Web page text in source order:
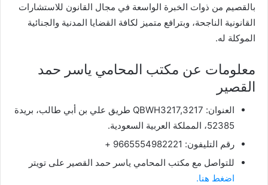
بالقصيم من ذوات الخبرة الواسعة في مجال القانون للاستشارات
القانونية الناجحة، وبترافع متميز لكافة القضايا المدنية والجنائية
الموكلة له.
معلومات عن مكتب المحامي ياسر حمد
القصير
العنوان: QBWH3217,3217 طريق علي بن أبي طالب، بريدة
52385، المملكة العربية السعودية.
رقم التليفون: 9665554982221 +
للتواصل مع مكتب المحامي ياسر حمد القصير على تويتر
اضغط هنا.